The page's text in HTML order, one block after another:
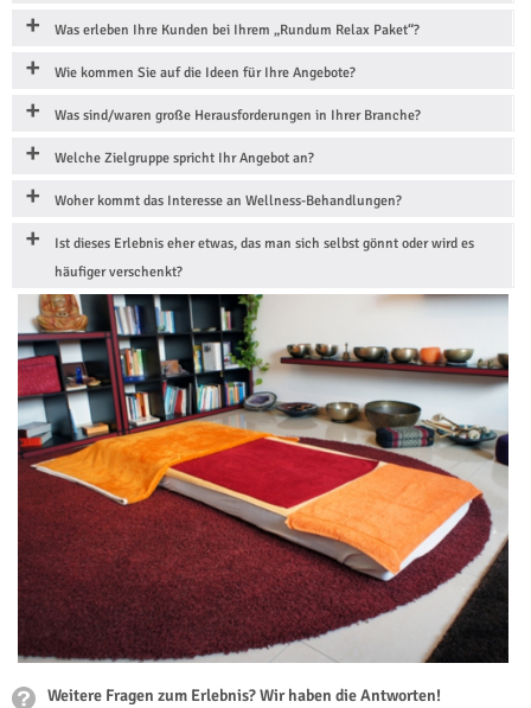
Was erleben Ihre Kunden bei Ihrem „Rundum Relax Paket“?
Wie kommen Sie auf die Ideen für Ihre Angebote?
Was sind/waren große Herausforderungen in Ihrer Branche?
Welche Zielgruppe spricht Ihr Angebot an?
Woher kommt das Interesse an Wellness-Behandlungen?
Ist dieses Erlebnis eher etwas, das man sich selbst gönnt oder wird es
häufiger verschenkt?
Weitere Fragen zum Erlebnis? Wir haben die Antworten!